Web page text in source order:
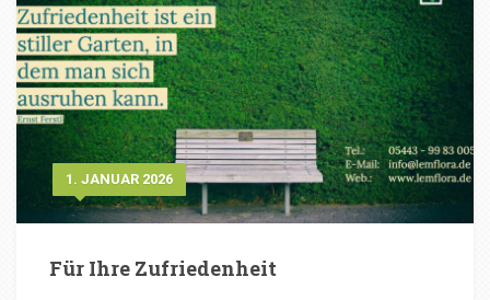
1. JANUAR 2026
Für Ihre Zufriedenheit